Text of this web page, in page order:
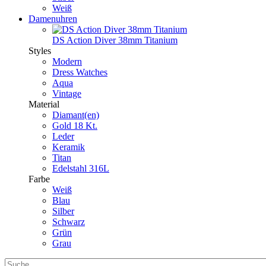
Weiß
Damenuhren
DS Action Diver 38mm Titanium
Styles
Modern
Dress Watches
Aqua
Vintage
Material
Diamant(en)
Gold 18 Kt.
Leder
Keramik
Titan
Edelstahl 316L
Farbe
Weiß
Blau
Silber
Schwarz
Grün
Grau